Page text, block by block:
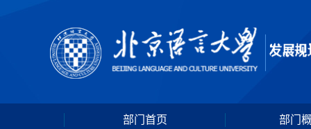
部门首页 部门